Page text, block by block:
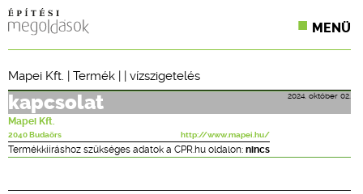
MENÜ
CPR TERMÉKKIÍRÁS
Mapei Kft. | Termék | | vízszigetelés
2024. október 02.
kapcsolat
Mapei Kft.
2040 Budaörs http://www.mapei.hu/
Termékkiíráshoz szükséges adatok a CPR.hu oldalon: nincs